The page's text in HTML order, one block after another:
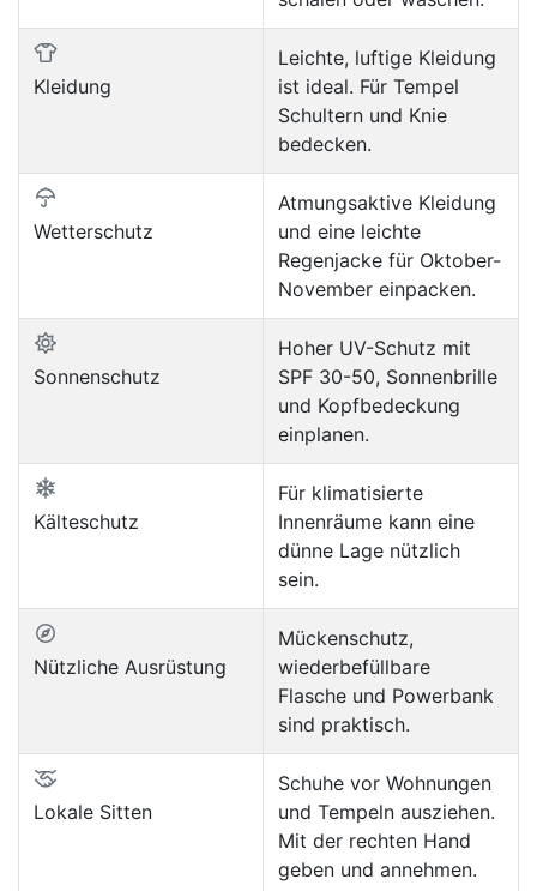
Kleidung
Leichte, luftige Kleidung
ist ideal. Für Tempel
Schultern und Knie
bedecken.
Wetterschutz
Atmungsaktive Kleidung
und eine leichte
Regenjacke für Oktober-
November einpacken.
Sonnenschutz
Hoher UV-Schutz mit
SPF 30-50, Sonnenbrille
und Kopfbedeckung
einplanen.
Kälteschutz
Für klimatisierte
Innenräume kann eine
dünne Lage nützlich
sein.
Nützliche Ausrüstung
Mückenschutz,
wiederbefüllbare
Flasche und Powerbank
sind praktisch.
Lokale Sitten
Schuhe vor Wohnungen
und Tempeln ausziehen.
Mit der rechten Hand
geben und annehmen.